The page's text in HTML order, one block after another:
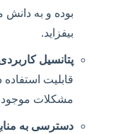
بوده و به دانش
بیفزاید.
پتانسیل
قابلیت
مشکلات موجود
دسترسی به